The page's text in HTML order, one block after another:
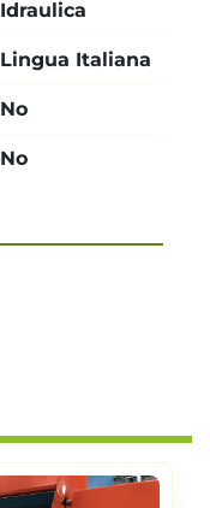
Idraulica
Lingua Italiana
No
No